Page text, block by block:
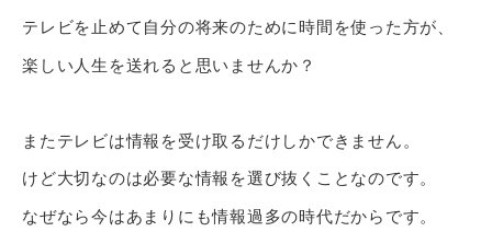
テレビを止めて自分の将来のために時間を使った方が、
楽しい人生を送れると思いませんか？
またテレビは情報を受け取るだけしかできません。
けど大切なのは必要な情報を選び抜くことなのです。
なぜなら今はあまりにも情報過多の時代だからです。